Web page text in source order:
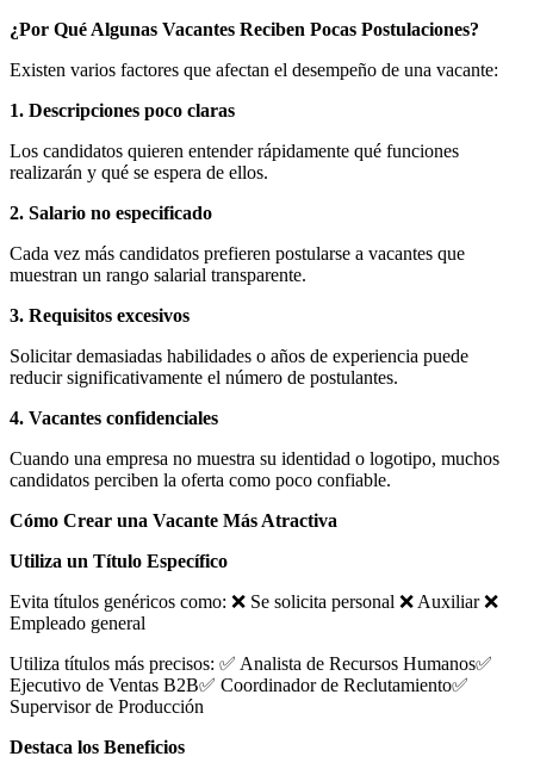
¿Por Qué Algunas Vacantes Reciben Pocas Postulaciones?
Existen varios factores que afectan el desempeño de una vacante:
1. Descripciones poco claras
Los candidatos quieren entender rápidamente qué funciones
realizarán y qué se espera de ellos.
2. Salario no especificado
Cada vez más candidatos prefieren postularse a vacantes que
muestran un rango salarial transparente.
3. Requisitos excesivos
Solicitar demasiadas habilidades o años de experiencia puede
reducir significativamente el número de postulantes.
4. Vacantes confidenciales
Cuando una empresa no muestra su identidad o logotipo, muchos
candidatos perciben la oferta como poco confiable.
Cómo Crear una Vacante Más Atractiva
Utiliza un Título Específico
Evita títulos genéricos como: ❌ Se solicita personal ❌ Auxiliar ❌
Empleado general
Utiliza títulos más precisos: ✅ Analista de Recursos Humanos✅
Ejecutivo de Ventas B2B✅ Coordinador de Reclutamiento✅
Supervisor de Producción
Destaca los Beneficios